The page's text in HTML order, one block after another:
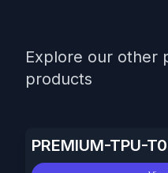
Explore our other
products
PREMIUM-TPU-